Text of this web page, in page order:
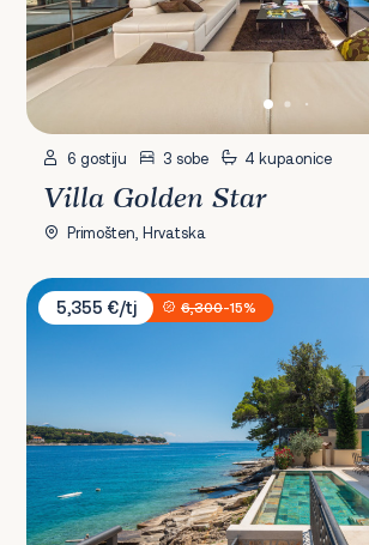
6 gostiju 3 sobe 4 kupaonice
Villa Golden Star
Primošten, Hrvatska
Villa Stara
5,355 €/tj
6,300-15%